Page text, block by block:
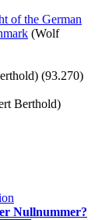
of the German
(Wolf
(93.270)
Berthold)
Nullnummer?